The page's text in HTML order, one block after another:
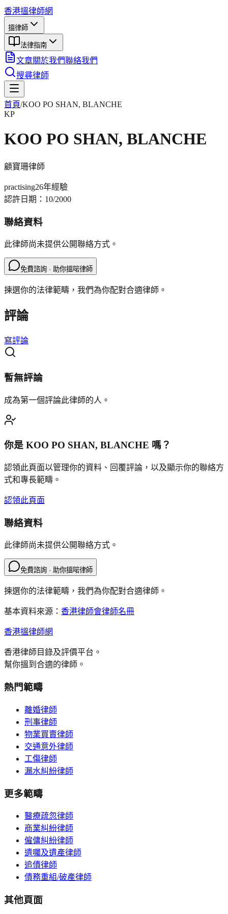
香港搵律師網
搵律師
法律指南
文章關於我們聯絡我們
搜尋律師
首頁/KOO PO SHAN, BLANCHE
KP
KOO PO SHAN, BLANCHE
顧寶珊律師
practising26年經驗
認許日期： 10/2000
聯絡資料
此律師尚未提供公開聯絡方式。
免費諮詢 · 助你搵啱律師
揀選你的法律範疇，我們為你配對合適律師。
評論
寫評論
暫無評論
成為第一個評論此律師的人。
你是 KOO PO SHAN, BLANCHE 嗎？
認領此頁面以管理你的資料、回覆評論，以及顯示你的聯絡方
式和專長範疇。
認領此頁面
聯絡資料
此律師尚未提供公開聯絡方式。
免費諮詢 · 助你搵啱律師
揀選你的法律範疇，我們為你配對合適律師。
基本資料來源： 香港律師會律師名冊
香港搵律師網
香港律師目錄及評價平台。
幫你搵到合適的律師。
熱門範疇
離婚律師
刑事律師
物業買賣律師
交通意外律師
工傷律師
漏水糾紛律師
更多範疇
醫療疏忽律師
商業糾紛律師
僱傭糾紛律師
遺囑及遺產律師
追債律師
債務重組/破產律師
其他頁面